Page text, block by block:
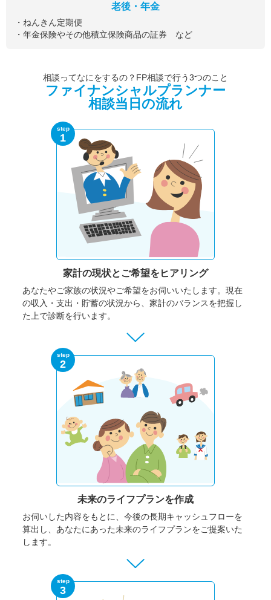
老後・年金
・ねんきん定期便
・年金保険やその他積立保険商品の証券 など
相談ってなにをするの？FP相談で行う3つのこと
ファイナンシャルプランナー
相談当日の流れ
step
1
家計の現状と ご希望をヒアリング
あなたやご家族の状況やご希望をお伺いいたします。 現在
の収入・支出・貯蓄の状況から、家計のバランスを把握し
た上で診断を行います。
step
2
未来のライフプランを作成
お伺いした内容をもとに、今後の長期キャッシュフローを
算出し、あなたにあった未来のライフプランをご提案いた
します。
step
3